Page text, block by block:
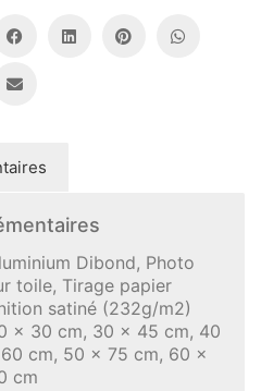
Dibond, Photo
toile, Tirage papier
satiné (232g/m2)
x 30 cm, 30 x 45 cm, 40
cm, 50 x 75 cm, 60 x
cm